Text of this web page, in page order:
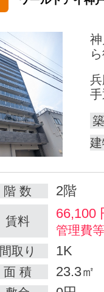
手
階 数 2階
賃料 66,100
管理費
間取り
1K
面 積 23.3㎡